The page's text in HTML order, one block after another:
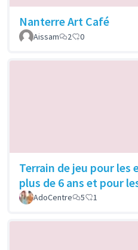
Nanterre Art Café
Aissam
2 0
Terrain de jeu pour les
plus de 6 ans et pour
AdoCentre 5 1